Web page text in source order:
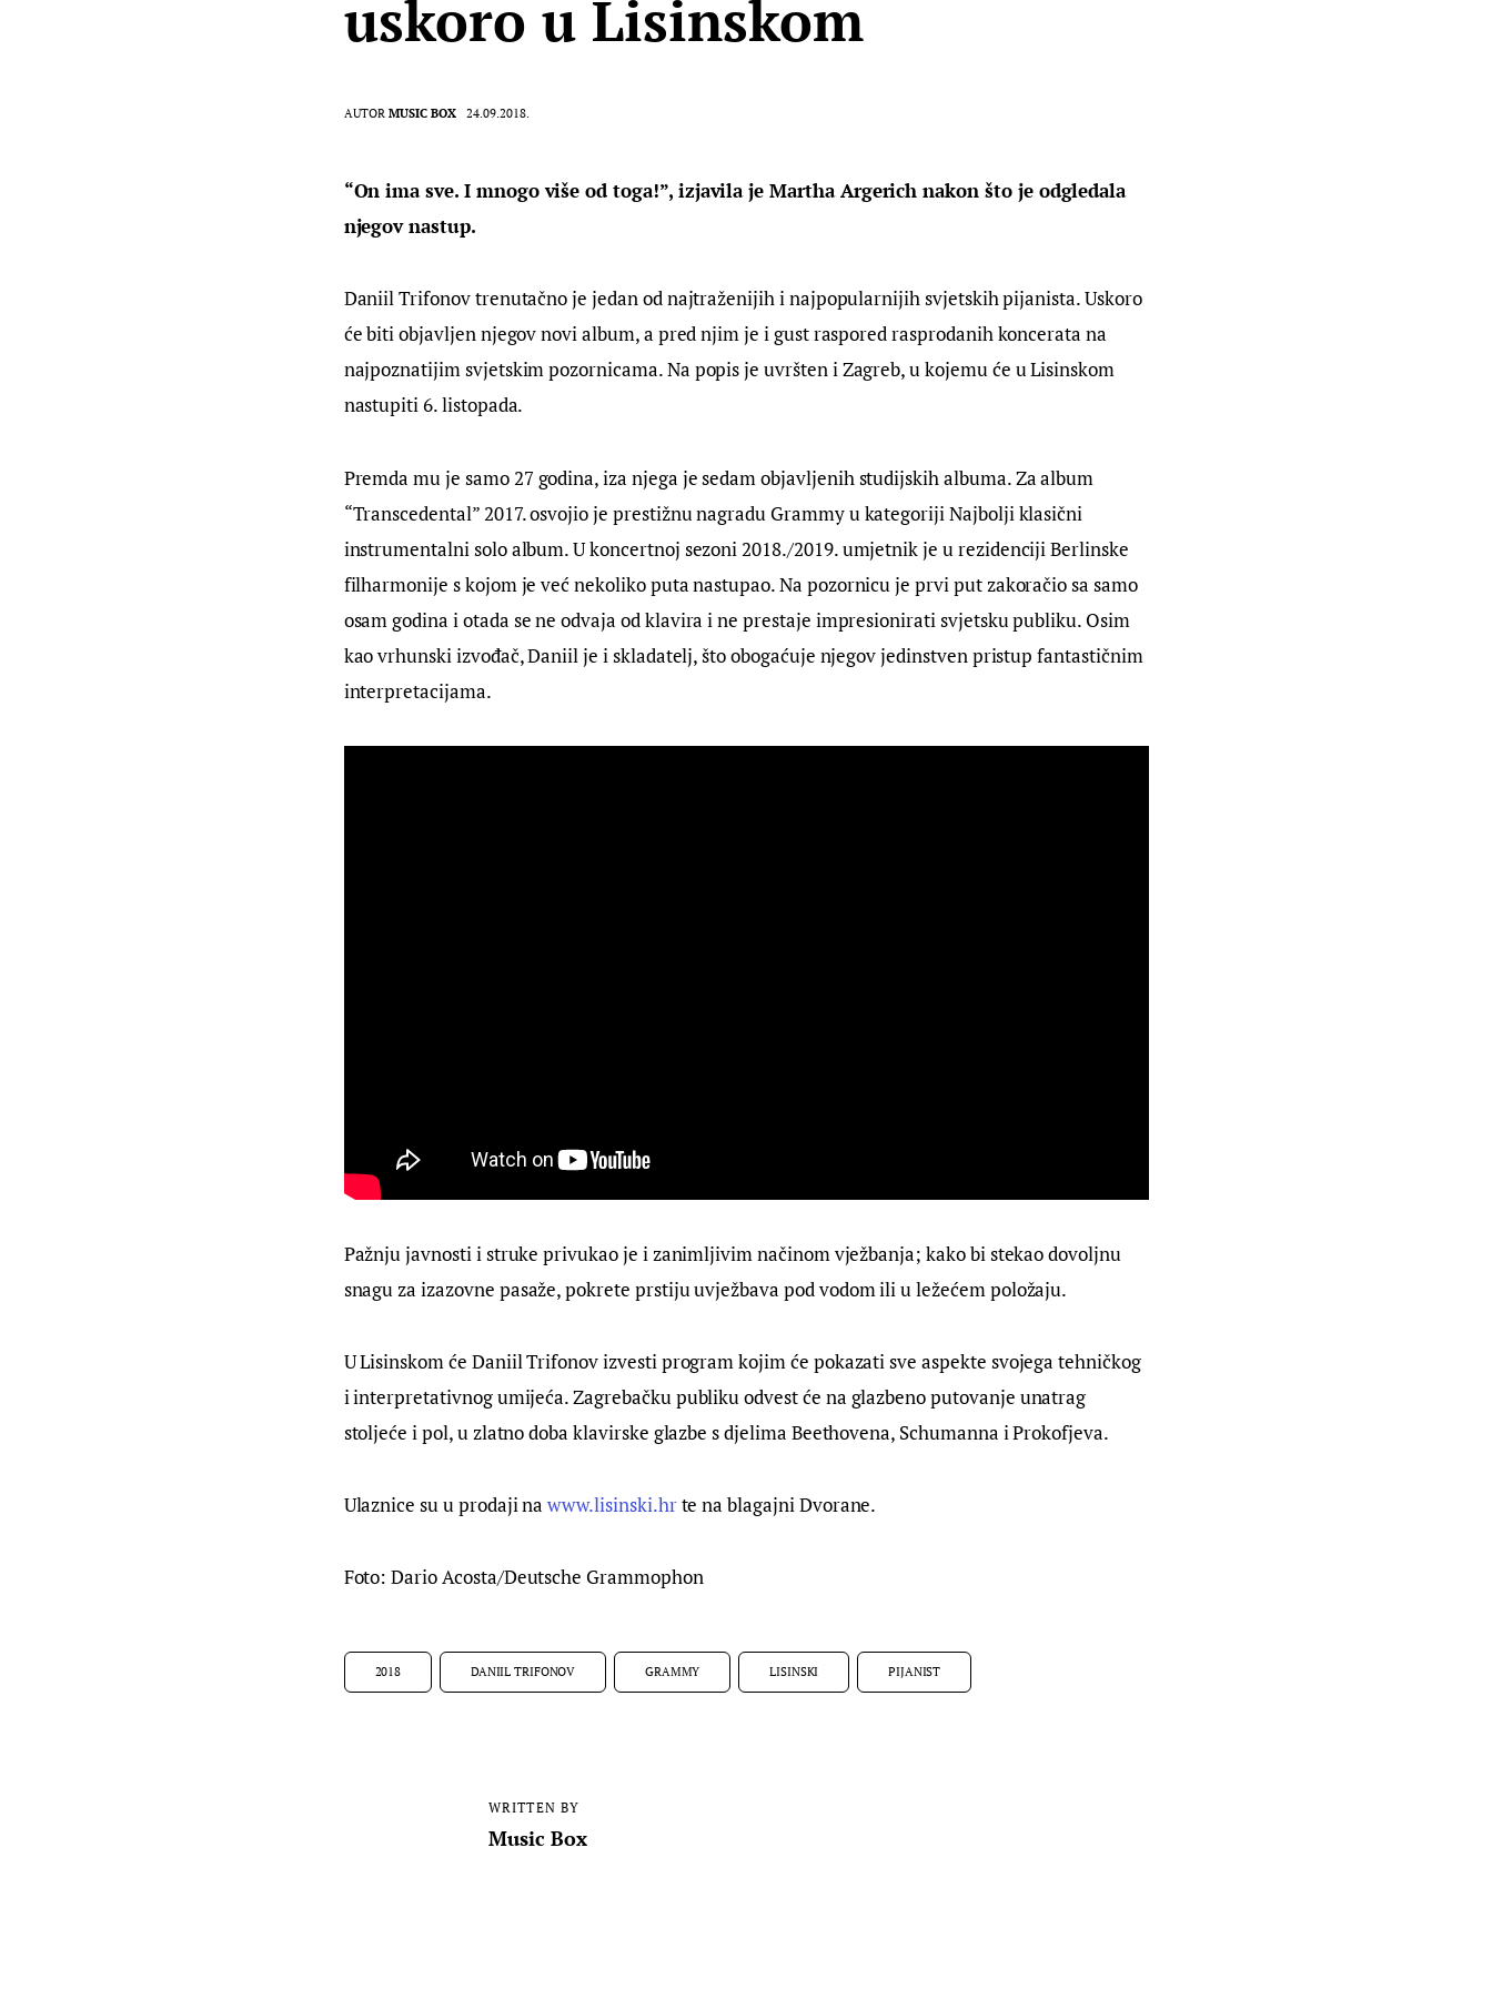
uskoro u Lisinskom
AUTOR MUSIC BOX 24.09.2018.
“On ima sve. I mnogo više od toga!”, izjavila je Martha Argerich nakon što je odgledala
njegov nastup.
Daniil Trifonov trenutačno je jedan od najtraženijih i najpopularnijih svjetskih pijanista. Uskoro
će biti objavljen njegov novi album, a pred njim je i gust raspored rasprodanih koncerata na
najpoznatijim svjetskim pozornicama. Na popis je uvršten i Zagreb, u kojemu će u Lisinskom
nastupiti 6. listopada.
Premda mu je samo 27 godina, iza njega je sedam objavljenih studijskih albuma. Za album
“Transcedental” 2017. osvojio je prestižnu nagradu Grammy u kategoriji Najbolji klasični
instrumentalni solo album. U koncertnoj sezoni 2018./2019. umjetnik je u rezidenciji Berlinske
filharmonije s kojom je već nekoliko puta nastupao. Na pozornicu je prvi put zakoračio sa samo
osam godina i otada se ne odvaja od klavira i ne prestaje impresionirati svjetsku publiku. Osim
kao vrhunski izvođač, Daniil je i skladatelj, što obogaćuje njegov jedinstven pristup fantastičnim
interpretacijama.
Pažnju javnosti i struke privukao je i zanimljivim načinom vježbanja; kako bi stekao dovoljnu
snagu za izazovne pasaže, pokrete prstiju uvježbava pod vodom ili u ležećem položaju.
U Lisinskom će Daniil Trifonov izvesti program kojim će pokazati sve aspekte svojega tehničkog
i interpretativnog umijeća. Zagrebačku publiku odvest će na glazbeno putovanje unatrag
stoljeće i pol, u zlatno doba klavirske glazbe s djelima Beethovena, Schumanna i Prokofjeva.
Ulaznice su u prodaji na www.lisinski.hr te na blagajni Dvorane.
Foto: Dario Acosta/Deutsche Grammophon
2018 DANIIL TRIFONOV GRAMMY LISINSKI PIJANIST
WRITTEN BY
Music Box